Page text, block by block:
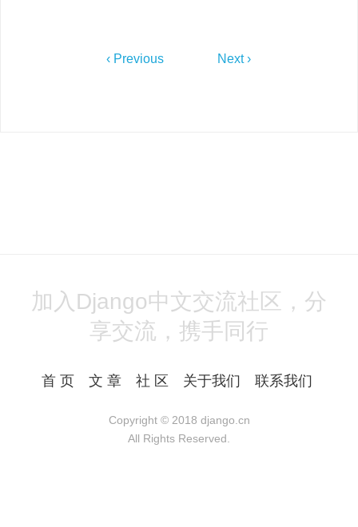
加入Django中文交流社区，分
享交流，携手同行
首 页 文 章 社 区 关于我们 联系我们
Copyright © 2018 django.cn
All Rights Reserved.